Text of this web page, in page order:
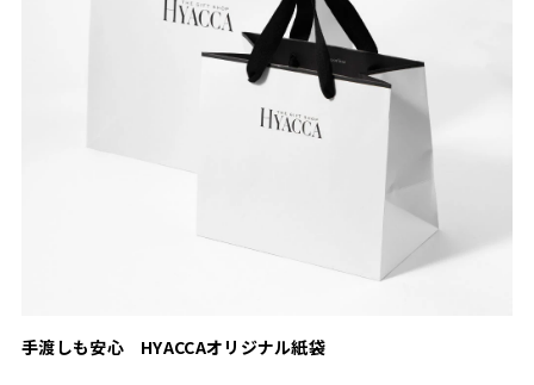
手渡しも安心 HYACCAオリジナル紙袋